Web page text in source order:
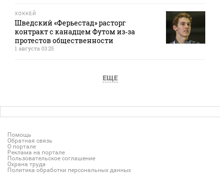
ХОККЕЙ
Шведский «Ферьестад» расторг
контракт с канадцем Футом из‑за
протестов общественности
1 августа 03:25
ЕЩЕ
Помощь
Обратная связь
О портале
Реклама на портале
Пользовательское соглашение
Охрана труда
Политика обработки персональных данных